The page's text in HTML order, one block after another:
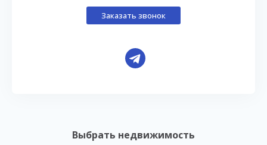
Выбрать недвижимость
Заказать звонок